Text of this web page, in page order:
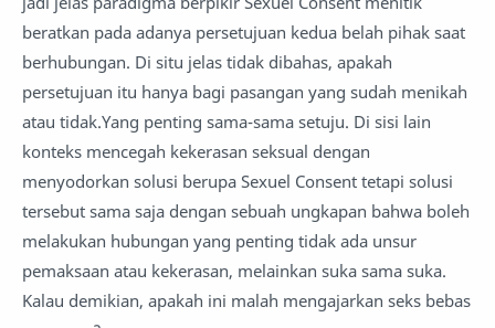
beratkan pada adanya persetujuan kedua belah pihak saat
berhubungan. Di situ jelas tidak dibahas, apakah
persetujuan itu hanya bagi pasangan yang sudah menikah
atau tidak.Yang penting sama-sama setuju. Di sisi lain
konteks mencegah kekerasan seksual dengan
menyodorkan solusi berupa Sexuel Consent tetapi solusi
tersebut sama saja dengan sebuah ungkapan bahwa boleh
melakukan hubungan yang penting tidak ada unsur
pemaksaan atau kekerasan, melainkan suka sama suka.
Kalau demikian, apakah ini malah mengajarkan seks bebas